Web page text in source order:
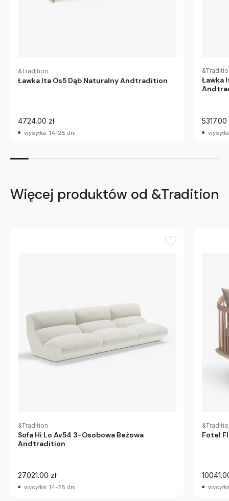
&Tradition
Ławka Ita Os5 Dąb Naturalny Andtradition
4724.00 zł
wysyłka: 14-28 dni
Ławka
5317.00
Więcej produktów od &Tradition
&Tradition
Sofa Hi Lo Av54 3-Osobowa Beżowa
Andtradition
27021.00 zł
wysyłka: 14-28 dni
Fotel